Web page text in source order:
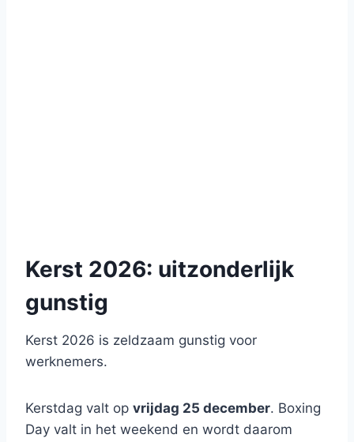
Kerst 2026: uitzonderlijk
gunstig
Kerst 2026 is zeldzaam gunstig voor
werknemers.
Kerstdag valt op vrijdag 25 december. Boxing
Day valt in het weekend en wordt daarom